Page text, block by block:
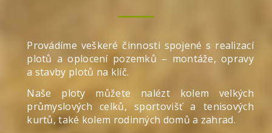
Provádíme veškeré činnosti spojené s realizací
plotů a oplocení pozemků – montáže, opravy
a stavby plotů na klíč.
Naše ploty můžete nalézt kolem velkých
průmyslových celků, sportovišť a tenisových
kurtů, také kolem rodinných domů a zahrad.